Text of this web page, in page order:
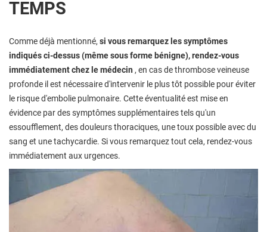
TEMPS
Comme déjà mentionné, si vous remarquez les symptômes
indiqués ci-dessus (même sous forme bénigne), rendez-vous
immédiatement chez le médecin , en cas de thrombose veineuse
profonde il est nécessaire d'intervenir le plus tôt possible pour éviter
le risque d'embolie pulmonaire. Cette éventualité est mise en
évidence par des symptômes supplémentaires tels qu'un
essoufflement, des douleurs thoraciques, une toux possible avec du
sang et une tachycardie. Si vous remarquez tout cela, rendez-vous
immédiatement aux urgences.